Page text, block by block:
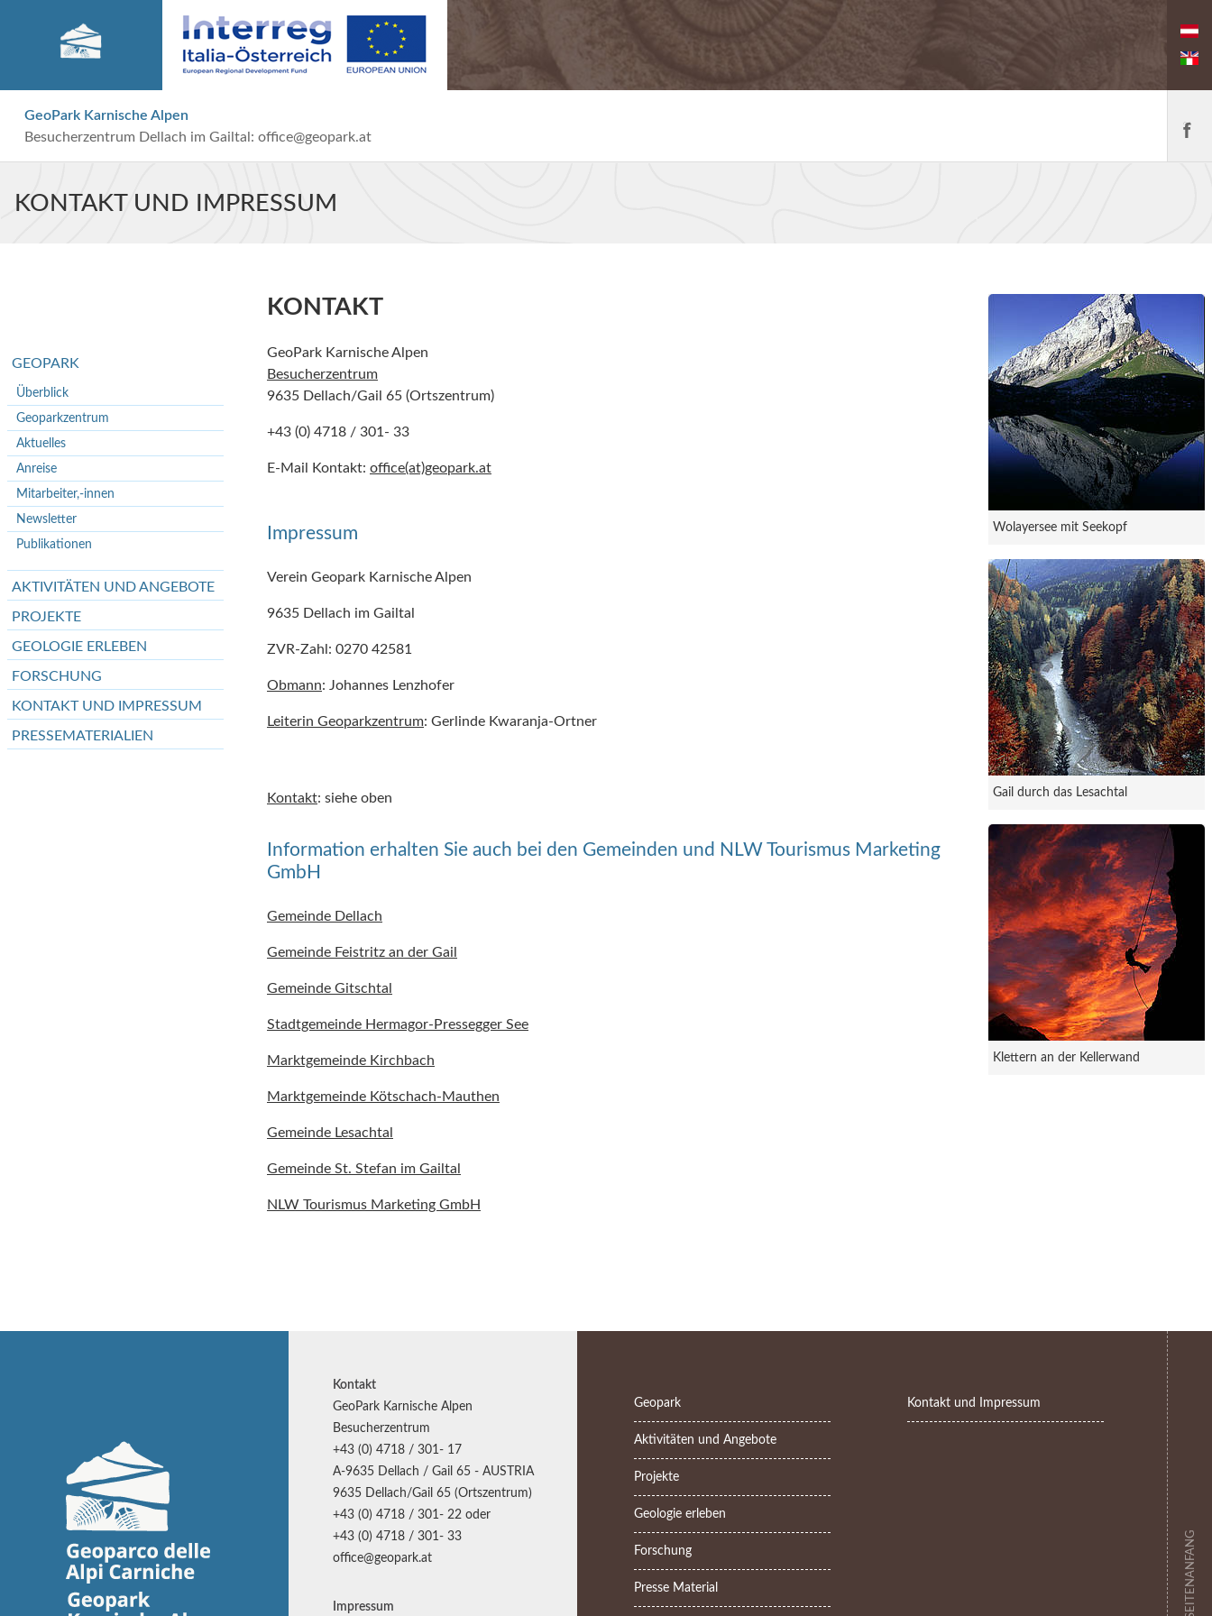
GeoPark Karnische Alpen
Besucherzentrum Dellach im Gailtal: office@geopark.at
KONTAKT UND IMPRESSUM
GEOPARK
Überblick
Geoparkzentrum
Aktuelles
Anreise
Mitarbeiter,-innen
Newsletter
Publikationen
AKTIVITÄTEN UND ANGEBOTE
PROJEKTE
GEOLOGIE ERLEBEN
FORSCHUNG
KONTAKT UND IMPRESSUM
PRESSEMATERIALIEN
KONTAKT
GeoPark Karnische Alpen
Besucherzentrum
9635 Dellach/Gail 65 (Ortszentrum)
+43 (0) 4718 / 301- 33
E-Mail Kontakt: office(at)geopark.at
Impressum
Verein Geopark Karnische Alpen
9635 Dellach im Gailtal
ZVR-Zahl: 0270 42581
Obmann: Johannes Lenzhofer
Leiterin Geoparkzentrum: Gerlinde Kwaranja-Ortner
Kontakt: siehe oben
Information erhalten Sie auch bei den Gemeinden und NLW Tourismus Marketing
GmbH
Gemeinde Dellach
Gemeinde Feistritz an der Gail
Gemeinde Gitschtal
Stadtgemeinde Hermagor-Pressegger See
Marktgemeinde Kirchbach
Marktgemeinde Kötschach-Mauthen
Gemeinde Lesachtal
Gemeinde St. Stefan im Gailtal
NLW Tourismus Marketing GmbH
Wolayersee mit Seekopf
Gail durch das Lesachtal
Klettern an der Kellerwand
Kontakt
GeoPark Karnische Alpen
Besucherzentrum
+43 (0) 4718 / 301- 17
A-9635 Dellach / Gail 65 - AUSTRIA
9635 Dellach/Gail 65 (Ortszentrum)
+43 (0) 4718 / 301- 22 oder
+43 (0) 4718 / 301- 33
office@geopark.at
Impressum
Geopark
Aktivitäten und Angebote
Projekte
Geologie erleben
Forschung
Presse Material
Kontakt und Impressum
ZUM SEITENANFANG